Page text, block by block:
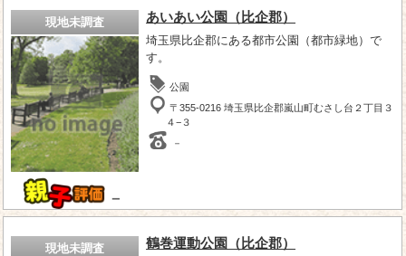
現地未調査
－
あいあい公園（比企郡）
埼玉県比企郡にある都市公園（都市緑地）で
す。
公園
〒355-0216 埼玉県比企郡嵐山町むさし台２丁目３
４−３
－
現地未調査 鶴巻運動公園（比企郡）